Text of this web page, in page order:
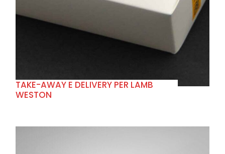
+
TAKE-AWAY E DELIVERY PER LAMB
WESTON